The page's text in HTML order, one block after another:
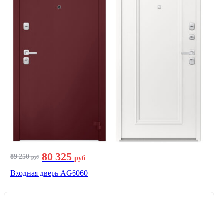
89 250руб 80 325 руб
Входная дверь AG6060